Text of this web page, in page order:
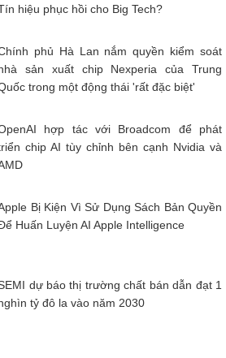
hiệu phục hồi cho Big Tech?
phủ Hà Lan nắm quyền kiểm soát
sản xuất chip Nexperia của Trung
trong một động thái 'rất đặc biệt'
hợp tác với Broadcom để phát
chip AI tùy chỉnh bên cạnh Nvidia và
Bị Kiện Vì Sử Dụng Sách Bản Quyền
Huấn Luyện AI Apple Intelligence
dự báo thị trường chất bán dẫn đạt 1
tỷ đô la vào năm 2030